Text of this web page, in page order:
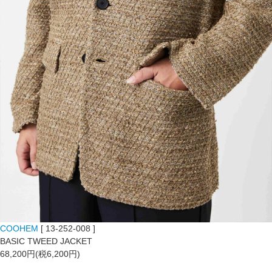
COOHEM [ 13-252-008 ]
BASIC TWEED JACKET
68,200円(税6,200円)